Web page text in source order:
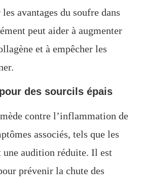
avantages du soufre dans
peut aider à augmenter
et à empêcher les
des sourcils épais
contre l’inflammation de
associés, tels que les
une audition réduite. Il est
prévenir la chute des